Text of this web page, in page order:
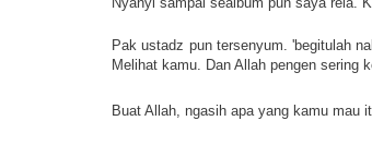
Pak ustadz pun tersenyum. 'begitulah
Melihat kamu. Dan Allah pengen sering
Buat Allah, ngasih apa yang kamu mau